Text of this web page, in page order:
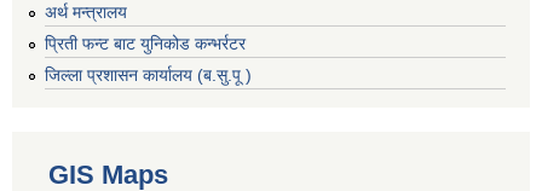
अर्थ मन्त्रालय
प्रिती फन्ट बाट युनिकोड कन्भर्रटर
जिल्ला प्रशासन कार्यालय (ब.सु.पू )
GIS Maps